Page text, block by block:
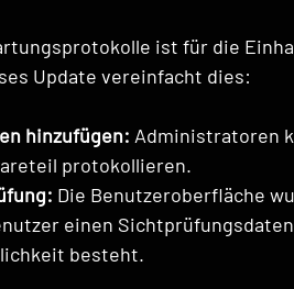
ist für die
Update vereinfacht dies:
hinzufügen: Administratoren
protokollieren.
Die Benutzeroberfläche
einen
besteht.